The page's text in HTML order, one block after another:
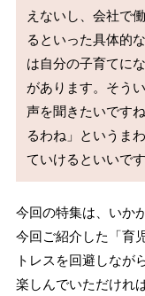
えないし、会社で
るといった具体的
は自分の子育てに
があります。そう
声を聞きたいです
るわね」というま
今回の特集は、いか
今回ご紹介した「育
トレスを回避しなが
楽しんでいただけれ